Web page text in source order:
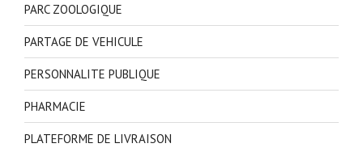
PARC ZOOLOGIQUE
PARTAGE DE VEHICULE
PERSONNALITE PUBLIQUE
PHARMACIE
PLATEFORME DE LIVRAISON